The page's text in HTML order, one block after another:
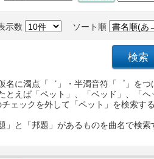
示数 ソート順
名に濁点「゛」・半濁音符「゜」を
とえば「ペット」、「ベッド」、「
チェックを外して「ペット」を検索
」と「邦題」があるものを曲名で検